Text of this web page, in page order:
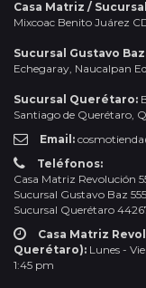
Casa Matriz /
Mixcoac Benito Juárez
Sucursal Gustavo
Echegaray, Naucalpan
Sucursal Querétaro:
Santiago de Querétaro,
Email:
Teléfonos:
Casa Matriz Revolución
Sucursal Gustavo Baz
Sucursal Querétaro
Casa Matriz
Querétaro): Lunes -
1:45 pm